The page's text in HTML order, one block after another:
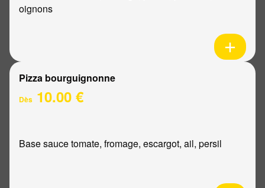
oignons
Pizza bourguignonne
Dès 10.00 €
Base sauce tomate, fromage, escargot, ail, persil